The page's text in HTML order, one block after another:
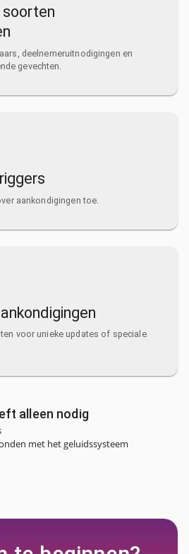
deelnemeruitnodigingen en
gevechten.
aankondigingen toe.
voor unieke updates of speciale
alleen nodig
met het geluidssysteem